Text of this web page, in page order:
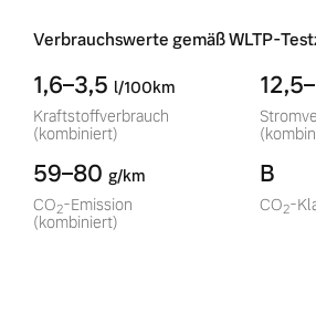
Verbrauchswerte gemäß WLTP-
1,6–3,5 l/100km
Kraftstoffverbrauch
(kombiniert)
59–80 g/km
CO2-Emission
(kombiniert)
B
CO2-